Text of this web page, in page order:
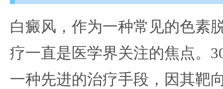
白癜风，作为一种常见的色素
疗一直是医学界关注的焦点。
一种先进的治疗手段，因其靶